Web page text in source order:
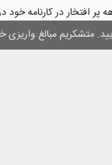
متشکریم مبالغ
افتخار در کارنامه خود
چاپ و تبلیغات با تولید مجموعه‌های آسان کارت ۱ -۲ -۳، با
تا با ایجاد نوآوری و تحول